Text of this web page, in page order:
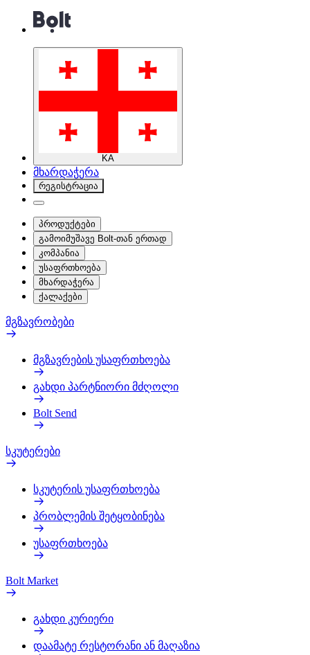
KA
მხარდაჭერა
რეგისტრაცია
პროდუქტები
გამოიმუშავე Bolt-თან ერთად
კომპანია
უსაფრთხოება
მხარდაჭერა
ქალაქები
მგზავრობები
მგზავრების უსაფრთხოება
გახდი პარტნიორი მძღოლი
Bolt Send
სკუტერები
სკუტერის უსაფრთხოება
პრობლემის შეტყობინება
უსაფრთხოება
Bolt Market
გახდი კურიერი
დაამატე რესტორანი ან მაღაზია